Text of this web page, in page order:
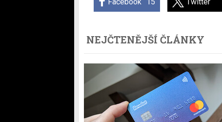
NEJČTENĚJŠÍ ČLÁNKY